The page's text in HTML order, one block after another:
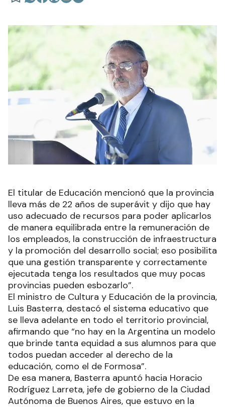
El titular de Educación mencionó que la provincia
lleva más de 22 años de superávit y dijo que hay
uso adecuado de recursos para poder aplicarlos
de manera equilibrada entre la remuneración de
los empleados, la construcción de infraestructura
y la promoción del desarrollo social; eso posibilita
que una gestión transparente y correctamente
ejecutada tenga los resultados que muy pocas
provincias pueden esbozarlo”.
El ministro de Cultura y Educación de la provincia,
Luis Basterra, destacó el sistema educativo que
se lleva adelante en todo el territorio provincial,
afirmando que “no hay en la Argentina un modelo
que brinde tanta equidad a sus alumnos para que
todos puedan acceder al derecho de la
educación, como el de Formosa”.
De esa manera, Basterra apuntó hacia Horacio
Rodríguez Larreta, jefe de gobierno de la Ciudad
Autónoma de Buenos Aires, que estuvo en la